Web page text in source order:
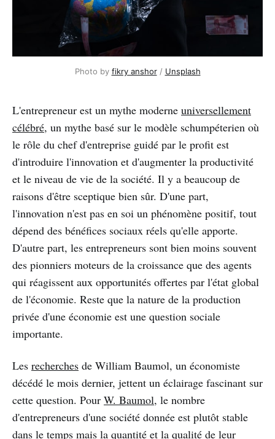
Photo by fikry anshor / Unsplash
L'entrepreneur est un mythe moderne universellement
célébré, un mythe basé sur le modèle schumpéterien où
le rôle du chef d'entreprise guidé par le profit est
d'introduire l'innovation et d'augmenter la productivité
et le niveau de vie de la société. Il y a beaucoup de
raisons d'être sceptique bien sûr. D'une part,
l'innovation n'est pas en soi un phénomène positif, tout
dépend des bénéfices sociaux réels qu'elle apporte.
D'autre part, les entrepreneurs sont bien moins souvent
des pionniers moteurs de la croissance que des agents
qui réagissent aux opportunités offertes par l'état global
de l'économie. Reste que la nature de la production
privée d'une économie est une question sociale
importante.
Les recherches de William Baumol, un économiste
décédé le mois dernier, jettent un éclairage fascinant sur
cette question. Pour W. Baumol, le nombre
d'entrepreneurs d'une société donnée est plutôt stable
dans le temps mais la quantité et la qualité de leur